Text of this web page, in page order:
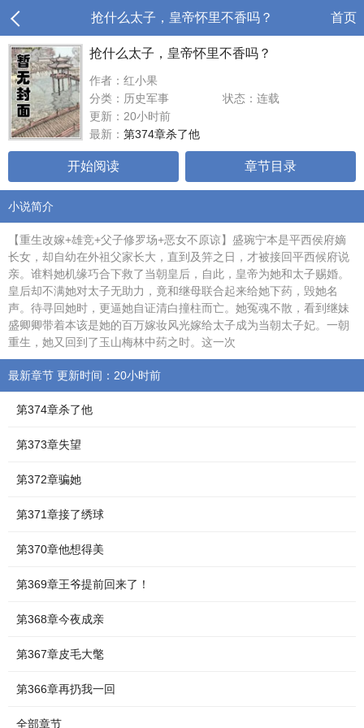
抢什么太子，皇帝怀里不香吗？ 首页
抢什么太子，皇帝怀里不香吗？
作者：红小果
分类：历史军事
状态：连载
更新：20小时前
最新： 第374章杀了他
开始阅读 章节目录
小说简介
【重生改嫁+雄竞+父子修罗场+恶女不原谅】盛琬宁本是平西侯府嫡
长女，却自幼在外祖父家长大，直到及笄之日，才被接回平西候府说
亲。谁料她机缘巧合下救了当朝皇后，自此，皇帝为她和太子赐婚。
皇后却不满她对太子无助力，竟和继母联合起来给她下药，毁她名
声。待寻回她时，更逼她自证清白撞柱而亡。她冤魂不散，看到继妹
盛卿卿带着本该是她的百万嫁妆风光嫁给太子成为当朝太子妃。一朝
重生，她又回到了玉山梅林中药之时。这一次
最新章节 更新时间：20小时前
第374章杀了他
第373章失望
第372章骗她
第371章接了绣球
第370章他想得美
第369章王爷提前回来了！
第368章今夜成亲
第367章皮毛大氅
第366章再扔我一回
全部章节